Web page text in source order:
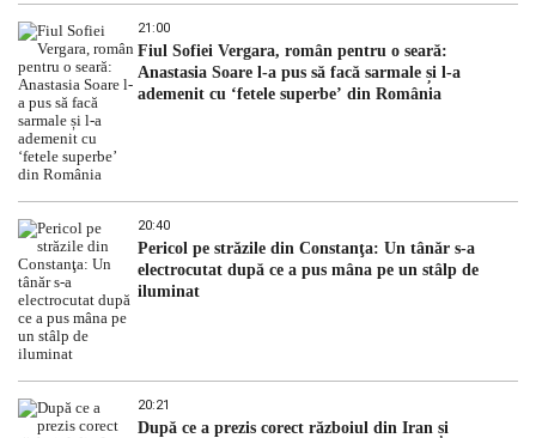
21:00
Fiul Sofiei Vergara, român pentru o seară:
Anastasia Soare l-a pus să facă sarmale și l-a
ademenit cu ‘fetele superbe’ din România
20:40
Pericol pe străzile din Constanţa: Un tânăr s-a
electrocutat după ce a pus mâna pe un stâlp de
iluminat
20:21
După ce a prezis corect războiul din Iran și